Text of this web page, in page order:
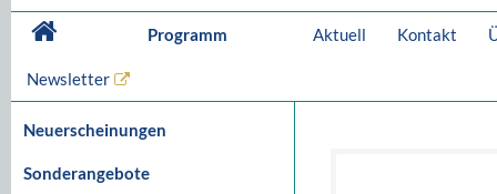
Programm Aktuell Kontakt
Newsletter
Neuerscheinungen
Sonderangebote